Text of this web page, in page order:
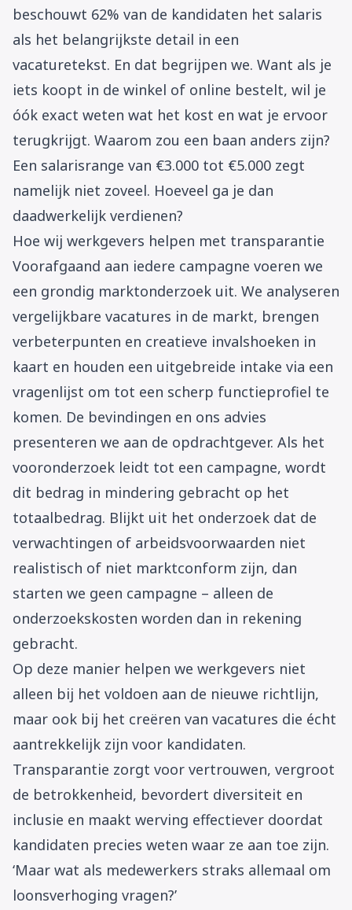
beschouwt 62% van de kandidaten het salaris
als het belangrijkste detail in een
vacaturetekst. En dat begrijpen we. Want als je
iets koopt in de winkel of online bestelt, wil je
óók exact weten wat het kost en wat je ervoor
terugkrijgt. Waarom zou een baan anders zijn?
Een salarisrange van €3.000 tot €5.000 zegt
namelijk niet zoveel. Hoeveel ga je dan
daadwerkelijk verdienen?
Hoe wij werkgevers helpen met transparantie
Voorafgaand aan iedere campagne voeren we
een grondig marktonderzoek uit. We analyseren
vergelijkbare vacatures in de markt, brengen
verbeterpunten en creatieve invalshoeken in
kaart en houden een uitgebreide intake via een
vragenlijst om tot een scherp functieprofiel te
komen. De bevindingen en ons advies
presenteren we aan de opdrachtgever. Als het
vooronderzoek leidt tot een campagne, wordt
dit bedrag in mindering gebracht op het
totaalbedrag. Blijkt uit het onderzoek dat de
verwachtingen of arbeidsvoorwaarden niet
realistisch of niet marktconform zijn, dan
starten we geen campagne – alleen de
onderzoekskosten worden dan in rekening
gebracht.
Op deze manier helpen we werkgevers niet
alleen bij het voldoen aan de nieuwe richtlijn,
maar ook bij het creëren van vacatures die écht
aantrekkelijk zijn voor kandidaten.
Transparantie zorgt voor vertrouwen, vergroot
de betrokkenheid, bevordert diversiteit en
inclusie en maakt werving effectiever doordat
kandidaten precies weten waar ze aan toe zijn.
‘Maar wat als medewerkers straks allemaal om
loonsverhoging vragen?’